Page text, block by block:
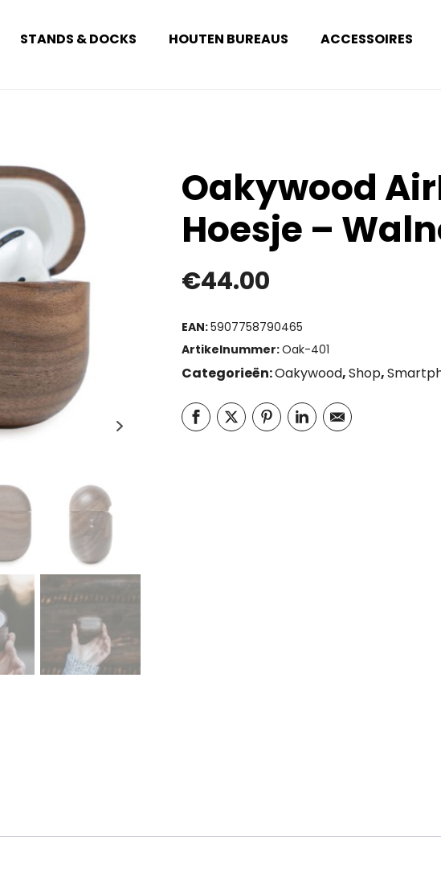
STANDS & DOCKS HOUTEN BUREAUS ACCESSOIRES
Oakywood
Hoesje –
€44.00
EAN:5907758790465
Artikelnummer:Oak-401
Categorieën:Oakywood,Shop,